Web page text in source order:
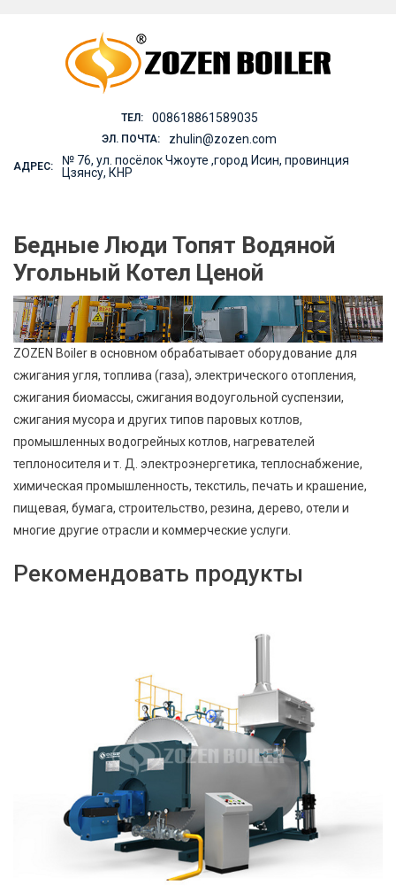
ТЕЛ: 008618861589035
ЭЛ. ПОЧТА: zhulin@zozen.com
АДРЕС:
№ 76, ул. посёлок Чжоуте ,город Исин, провинция
Цзянсу, КНР
Бедные Люди Топят Водяной
Угольный Котел Ценой
ZOZEN Boiler в основном обрабатывает оборудование для
сжигания угля, топлива (газа), электрического отопления,
сжигания биомассы, сжигания водоугольной суспензии,
сжигания мусора и других типов паровых котлов,
промышленных водогрейных котлов, нагревателей
теплоносителя и т. Д. электроэнергетика, теплоснабжение,
химическая промышленность, текстиль, печать и крашение,
пищевая, бумага, строительство, резина, дерево, отели и
многие другие отрасли и коммерческие услуги.
Рекомендовать продукты